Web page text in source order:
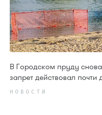
В Городском пруду
запрет действовал почти
НОВОСТИ